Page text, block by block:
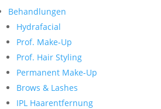
Behandlungen
Hydrafacial
Prof. Make-Up
Prof. Hair Styling
Permanent Make-Up
Brows & Lashes
IPL Haarentfernung
nach:
Neueste Kommentare
Archiv
Kategorien
Keine Kategorien
Meta
Anmelden
Feed der Einträge